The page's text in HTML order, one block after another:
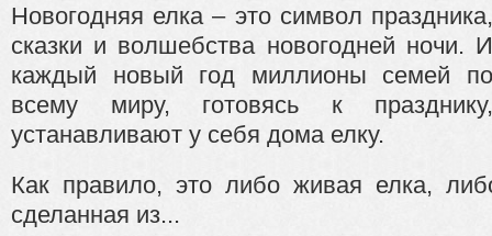
Новогодняя елка – это символ праздника,
сказки и волшебства новогодней ночи. И
каждый новый год миллионы семей по
всему миру, готовясь к празднику,
устанавливают у себя дома елку.
Как правило, это либо живая елка,
сделанная из...